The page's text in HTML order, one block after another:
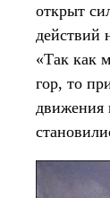
открыт
действий
«Так как
гор, то
движения